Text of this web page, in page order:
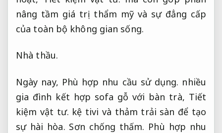
nâng tầm giá trị thẩm mỹ và sự đẳng cấp
của toàn bộ không gian sống.
Nhà thầu.
Ngày nay, Phù hợp nhu cầu sử dụng. nhiều
gia đình kết hợp sofa gỗ với bàn trà, Tiết
kiệm vật tư. kệ tivi và thảm trải sàn để tạo
sự hài hòa. Sơn chống thấm. Phù hợp nhu